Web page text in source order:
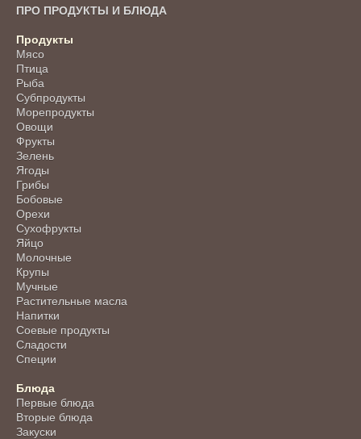
ПРО ПРОДУКТЫ И БЛЮДА
Продукты
Мясо
Птица
Рыба
Субпродукты
Морепродукты
Овощи
Фрукты
Зелень
Ягоды
Грибы
Бобовые
Орехи
Сухофрукты
Яйцо
Молочные
Крупы
Мучные
Растительные масла
Напитки
Соевые продукты
Сладости
Специи
Блюда
Первые блюда
Вторые блюда
Закуски